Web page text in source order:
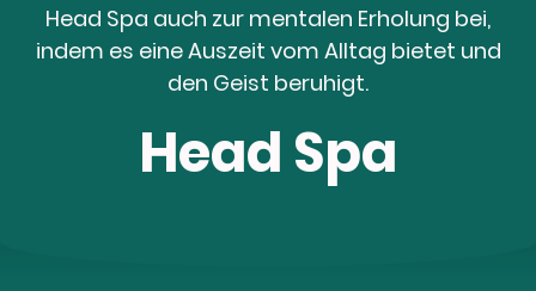
Head Spa auch zur mentalen Erholung bei,
indem es eine Auszeit vom Alltag bietet und
den Geist beruhigt.
Head Spa